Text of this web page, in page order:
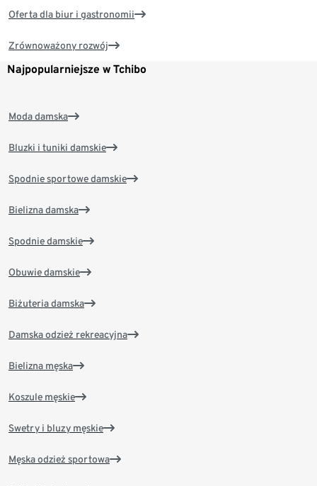
Oferta dla biur i gastronomii
Zrównoważony rozwój
Najpopularniejsze w Tchibo
Moda damska
Bluzki i tuniki damskie
Spodnie sportowe damskie
Bielizna damska
Spodnie damskie
Obuwie damskie
Biżuteria damska
Damska odzież rekreacyjna
Bielizna męska
Koszule męskie
Swetry i bluzy męskie
Męska odzież sportowa